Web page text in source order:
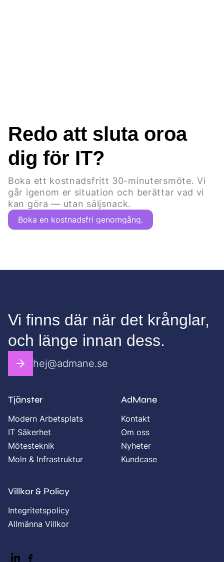
Redo att sluta oroa
dig för IT?
Boka ett kostnadsfritt 30-minutersmöte. Vi
går igenom er situation och berättar vad vi
kan göra — utan säljsnack.
Boka en kostnadsfri genomgång.
Vi finns där när det krånglar,
och länge innan dess.
hej@admane.se
Tjänster
Modern Arbetsplats
IT Säkerhet
Mötesteknik
Moln & Infrastruktur
AdMane
Kontakt
Om oss
Nyheter
Kundcase
Villkor & Policy
Integritetspolicy
Allmänna Villkor